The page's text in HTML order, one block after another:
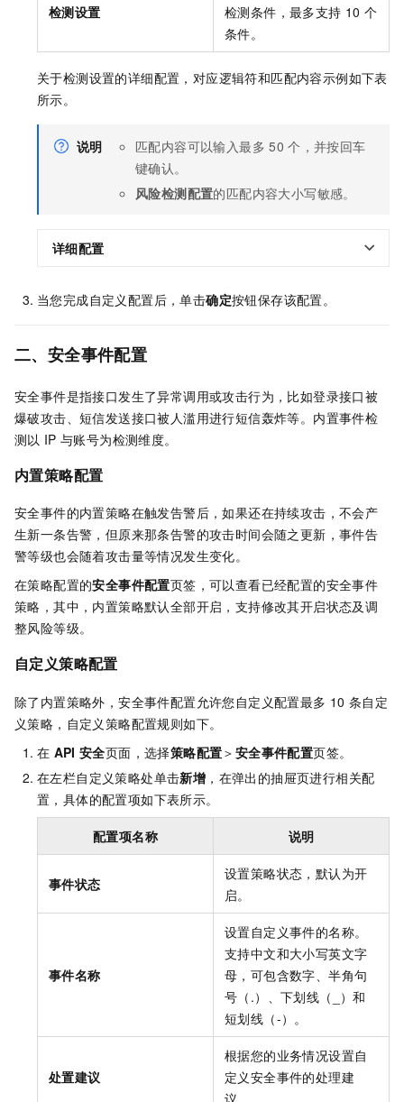
检测设置
检测条件，最多支持 10 个
条件。
关于检测设置的详细配置，对应逻辑符和匹配内容示例如下表
所示。
说明 匹配内容可以输入最多 50 个，并按回车
键确认。
风险检测配置的匹配内容大小写敏感。
详细配置
当您完成自定义配置后，单击确定按钮保存该配置。
二、安全事件配置
安全事件是指接口发生了异常调用或攻击行为，比如登录接口被
爆破攻击、短信发送接口被人滥用进行短信轰炸等。内置事件检
测以 IP 与账号为检测维度。
内置策略配置
安全事件的内置策略在触发告警后，如果还在持续攻击，不会产
生新一条告警，但原来那条告警的攻击时间会随之更新，事件告
警等级也会随着攻击量等情况发生变化。
在策略配置的安全事件配置页签，可以查看已经配置的安全事件
策略，其中，内置策略默认全部开启，支持修改其开启状态及调
整风险等级。
自定义策略配置
除了内置策略外，安全事件配置允许您自定义配置最多 10 条自定
义策略，自定义策略配置规则如下。
在 API 安全页面，选择策略配置＞ 安全事件配置页签。
在左栏自定义策略处单击新增 ，在弹出的抽屉页进行相关配
置，具体的配置项如下表所示。
配置项名称 说明
事件状态
设置策略状态，默认为开
启。
事件名称
设置自定义事件的名称。
支持中文和大小写英文字
母，可包含数字、半角句
号（.）、下划线（_）和
短划线（-）。
处置建议
根据您的业务情况设置自
定义安全事件的处理建